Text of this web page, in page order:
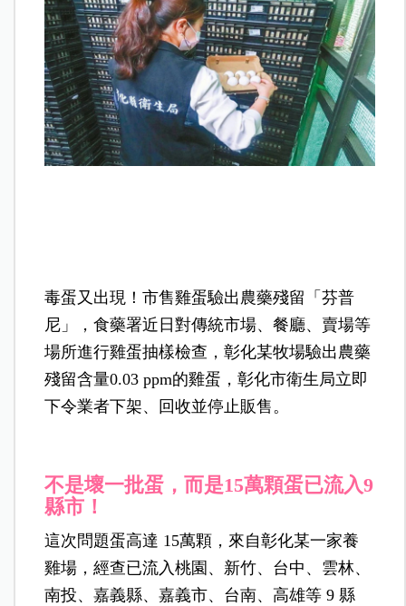
毒蛋又出現！市售雞蛋驗出農藥殘留「芬普
尼」，食藥署近日對傳統市場、餐廳、賣場等
場所進行雞蛋抽樣檢查，彰化某牧場驗出農藥
殘留含量0.03 ppm的雞蛋，彰化市衛生局立即
下令業者下架、回收並停止販售。
不是壞一批蛋，而是15萬顆蛋已流入9
縣市！
這次問題蛋高達 15萬顆，來自彰化某一家養
雞場，經查已流入桃園、新竹、台中、雲林、
南投、嘉義縣、嘉義市、台南、高雄等 9 縣